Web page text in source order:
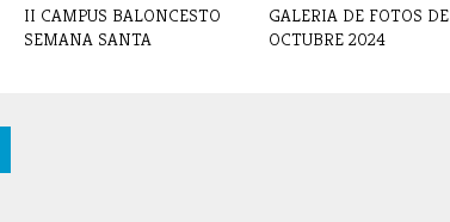
II CAMPUS BALONCESTO
SEMANA SANTA
GALERIA DE FOTOS DE
OCTUBRE 2024